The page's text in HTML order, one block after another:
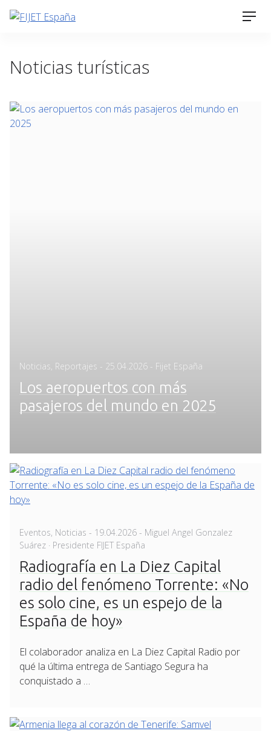
Skip
Noticias turísticas
Noticias Reportajes - Posted
25.04.2026 - Fijet España
Los aeropuertos con más
pasajeros del mundo en 2025
Eventos, Noticias - Posted
on
19.04.2026 - Miguel Angel Gonzalez
Suárez · Presidente FIJET España
Radiografía en La Diez Capital
radio del fenómeno Torrente: «No
es solo cine, es un espejo de la
España de hoy»
El colaborador analiza en La Diez Capital Radio por
qué la última entrega de Santiago Segura ha
conquistado a …